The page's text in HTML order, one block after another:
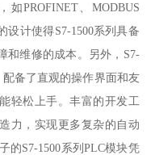
PROFINET、MODBUS
设计使得S7-1500系列具备
和维修的成本。另外，S7-
备了直观的操作界面和友
轻松上手。丰富的开发工
力，实现更多复杂的自动
的S7-1500系列PLC模块凭